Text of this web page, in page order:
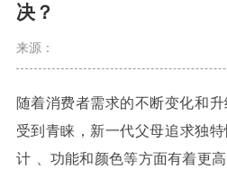
决？
来源：
随着消费者需求的不断变化和升
受到青睐，新一代父母追求独
计
、功能和颜色等方面有着更高